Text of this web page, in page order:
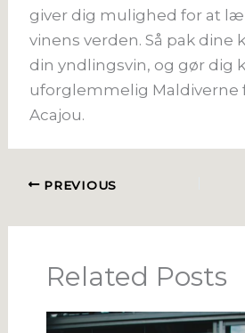
giver dig mulighed for at
vinens verden. Så pak dine
din yndlingsvin, og gør dig
uforglemmelig Maldiverne
Acajou.
PREVIOUS
Related Posts